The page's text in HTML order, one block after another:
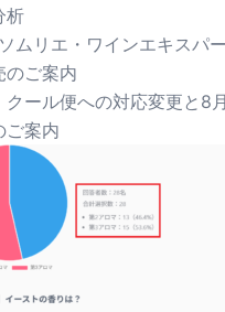
析
ムリエ・ワインエキスパ
のご案内
クール便への対応変更と8
ご案内